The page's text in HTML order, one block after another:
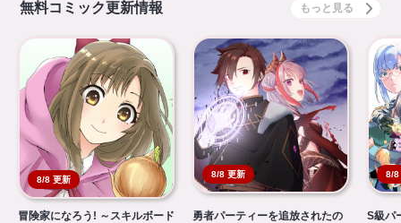
無料コミック更新情報
8/8 更新
冒険家になろう! ～スキルボード
8/8 更新
勇者パーティーを追放されたの
8/8
S級パ